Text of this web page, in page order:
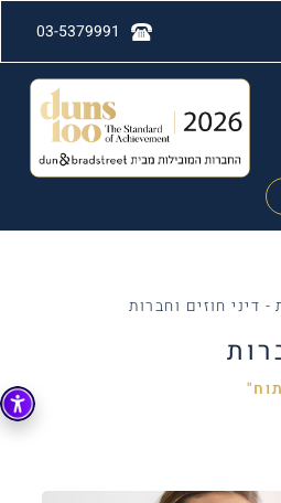
03-5379991
- דיני חוזים וחברות